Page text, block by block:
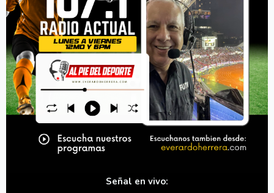
Señal en vivo: